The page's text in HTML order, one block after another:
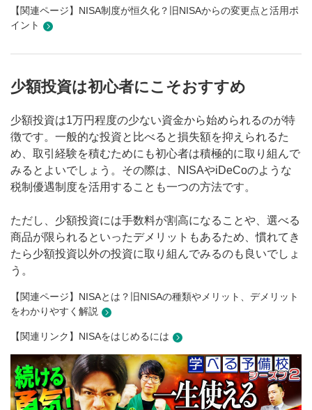
【関連ページ】NISA制度が恒久化？旧NISAからの変更点と活用ポ
イント
少額投資は初心者にこそおすすめ
少額投資は1万円程度の少ない資金から始められるのが特
徴です。一般的な投資と比べると損失額を抑えられるた
め、取引経験を積むためにも初心者は積極的に取り組んで
みるとよいでしょう。その際は、NISAやiDeCoのような
税制優遇制度を活用することも一つの方法です。
ただし、少額投資には手数料が割高になることや、選べる
商品が限られるといったデメリットもあるため、慣れてき
たら少額投資以外の投資に取り組んでみるのも良いでしょ
う。
【関連ページ】NISAとは？旧NISAの種類やメリット、デメリット
をわかりやすく解説
【関連リンク】NISAをはじめるには